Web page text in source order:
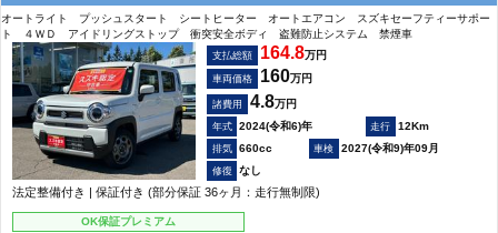
オートライト プッシュスタート シートヒーター オートエアコン スズキセーフティーサポー
ト ４ＷＤ アイドリングストップ 衝突安全ボディ 盗難防止システム 禁煙車
支払総額 164.8万円
車両価格 160万円
諸費用 4.8万円
2024(令和6)年
12Km
660cc
2027(令和9)年09月
なし
法定整備付き | 保証付き (部分保証 36ヶ月：走行無制限)
OK保証プレミアム